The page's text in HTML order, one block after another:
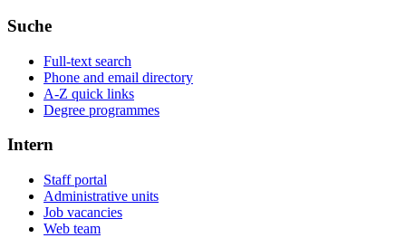
Suche
Full-text search
Phone and email directory
A-Z quick links
Degree programmes
Intern
Staff portal
Administrative units
Job vacancies
Web team